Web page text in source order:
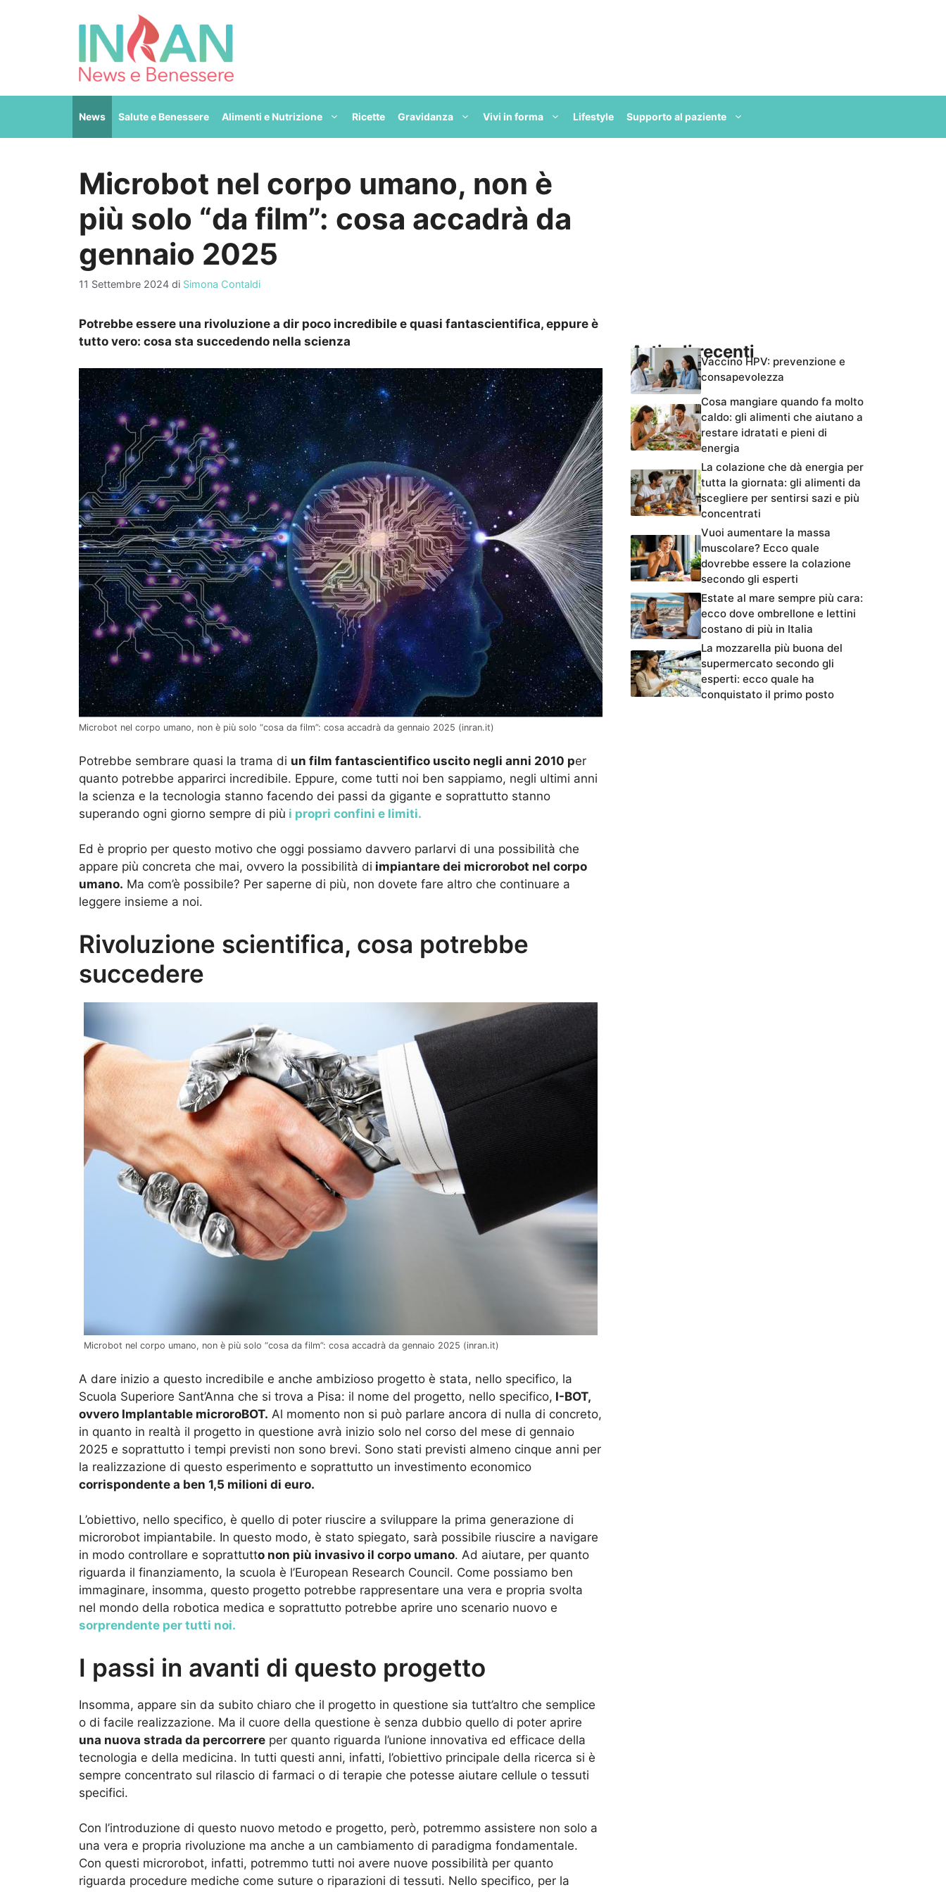
News Salute e Benessere Alimenti e Nutrizione Ricette Gravidanza Vivi in forma Lifestyle Supporto al paziente
Microbot nel corpo umano, non è
più solo “da film”: cosa accadrà da
gennaio 2025
11 Settembre 2024 di Simona Contaldi
Potrebbe essere una rivoluzione a dir poco incredibile e quasi fantascientifica, eppure è
tutto vero: cosa sta succedendo nella scienza
Microbot nel corpo umano, non è più solo “cosa da film”: cosa accadrà da gennaio 2025 (inran.it)
Potrebbe sembrare quasi la trama di un film fantascientifico uscito negli anni 2010 per
quanto potrebbe apparirci incredibile. Eppure, come tutti noi ben sappiamo, negli ultimi anni
la scienza e la tecnologia stanno facendo dei passi da gigante e soprattutto stanno
superando ogni giorno sempre di più i propri confini e limiti.
Ed è proprio per questo motivo che oggi possiamo davvero parlarvi di una possibilità che
appare più concreta che mai, ovvero la possibilità di impiantare dei microrobot nel corpo
umano. Ma com’è possibile? Per saperne di più, non dovete fare altro che continuare a
leggere insieme a noi.
Rivoluzione scientifica, cosa potrebbe
succedere
Microbot nel corpo umano, non è più solo “cosa da film”: cosa accadrà da gennaio 2025 (inran.it)
A dare inizio a questo incredibile e anche ambizioso progetto è stata, nello specifico, la
Scuola Superiore Sant’Anna che si trova a Pisa: il nome del progetto, nello specifico, I-BOT,
ovvero Implantable microroBOT. Al momento non si può parlare ancora di nulla di concreto,
in quanto in realtà il progetto in questione avrà inizio solo nel corso del mese di gennaio
2025 e soprattutto i tempi previsti non sono brevi. Sono stati previsti almeno cinque anni per
la realizzazione di questo esperimento e soprattutto un investimento economico
corrispondente a ben 1,5 milioni di euro.
L’obiettivo, nello specifico, è quello di poter riuscire a sviluppare la prima generazione di
microrobot impiantabile. In questo modo, è stato spiegato, sarà possibile riuscire a navigare
in modo controllare e soprattutto non più invasivo il corpo umano. Ad aiutare, per quanto
riguarda il finanziamento, la scuola è l’European Research Council. Come possiamo ben
immaginare, insomma, questo progetto potrebbe rappresentare una vera e propria svolta
nel mondo della robotica medica e soprattutto potrebbe aprire uno scenario nuovo e
sorprendente per tutti noi.
I passi in avanti di questo progetto
Insomma, appare sin da subito chiaro che il progetto in questione sia tutt’altro che semplice
o di facile realizzazione. Ma il cuore della questione è senza dubbio quello di poter aprire
una nuova strada da percorrere per quanto riguarda l’unione innovativa ed efficace della
tecnologia e della medicina. In tutti questi anni, infatti, l’obiettivo principale della ricerca si è
sempre concentrato sul rilascio di farmaci o di terapie che potesse aiutare cellule o tessuti
specifici.
Con l’introduzione di questo nuovo metodo e progetto, però, potremmo assistere non solo a
una vera e propria rivoluzione ma anche a un cambiamento di paradigma fondamentale.
Con questi microrobot, infatti, potremmo tutti noi avere nuove possibilità per quanto
riguarda procedure mediche come suture o riparazioni di tessuti. Nello specifico, per la
Articoli recentiVaccino HPV: prevenzione e
consapevolezza
Cosa mangiare quando fa molto
caldo: gli alimenti che aiutano a
restare idratati e pieni di
energia
La colazione che dà energia per
tutta la giornata: gli alimenti da
scegliere per sentirsi sazi e più
concentrati
Vuoi aumentare la massa
muscolare? Ecco quale
dovrebbe essere la colazione
secondo gli esperti
Estate al mare sempre più cara:
ecco dove ombrellone e lettini
costano di più in Italia
La mozzarella più buona del
supermercato secondo gli
esperti: ecco quale ha
conquistato il primo posto